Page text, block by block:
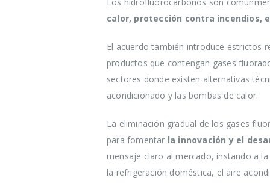
calor, protección contra incendios,
El acuerdo también introduce estrictos
productos que contengan gases
sectores donde existen alternativas
acondicionado y las bombas de calor.
La eliminación gradual de los gases
para fomentar la innovación y el
mensaje claro al mercado, instando a
la refrigeración doméstica, el aire